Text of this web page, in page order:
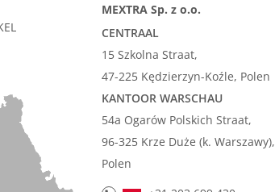
MEXTRA Sp. z o.o.
CENTRAAL
15 Szkolna Straat,
47-225 Kędzierzyn-Koźle, Polen
KANTOOR WARSCHAU
54a Ogarów Polskich Straat,
96-325 Krze Duże (k. Warszawy),
Polen